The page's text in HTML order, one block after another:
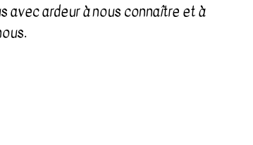
avec ardeur à nous connaître et à